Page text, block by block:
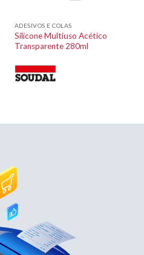
ADESIVOS E COLAS
Silicone Multiuso Acético
Transparente 280ml